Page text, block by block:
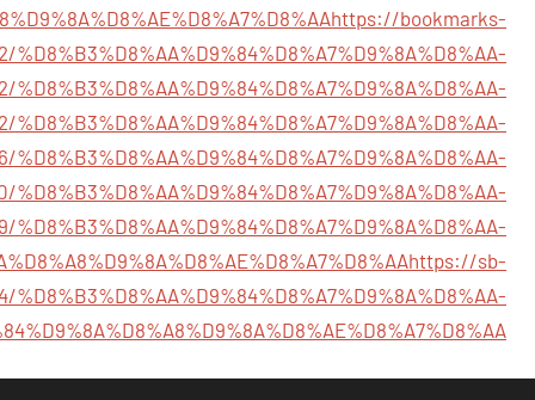
https://bookmarks-
https://sb-